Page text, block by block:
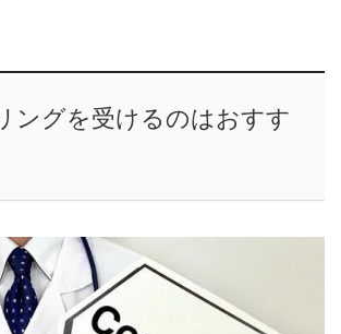
ングを受けるのはおすす